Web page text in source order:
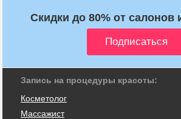
Скидки до 80% от салонов
Запись на процедуры красоты:
Косметолог
Массажист